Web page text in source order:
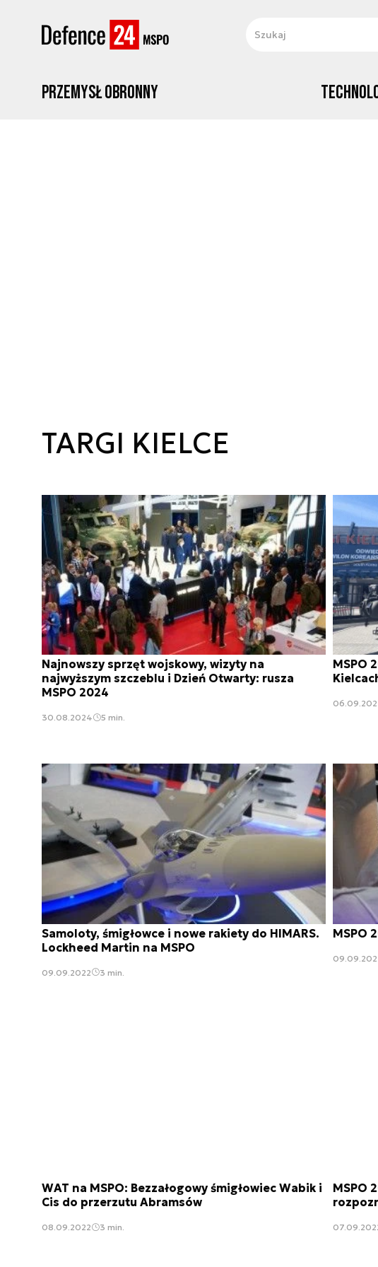
Przemysł obronny
TARGI KIELCE
Najnowszy sprzęt wojskowy, wizyty na
najwyższym szczeblu i Dzień Otwarty: rusza
MSPO 2024
30.08.2024 5 min.
MSPO
Samoloty, śmigłowce i nowe rakiety do HIMARS.
Lockheed Martin na MSPO
09.09.2022 3 min.
MSPO
WAT na MSPO: Bezzałogowy śmigłowiec Wabik i
Cis do przerzutu Abramsów
08.09.2022 3 min.
MSPO